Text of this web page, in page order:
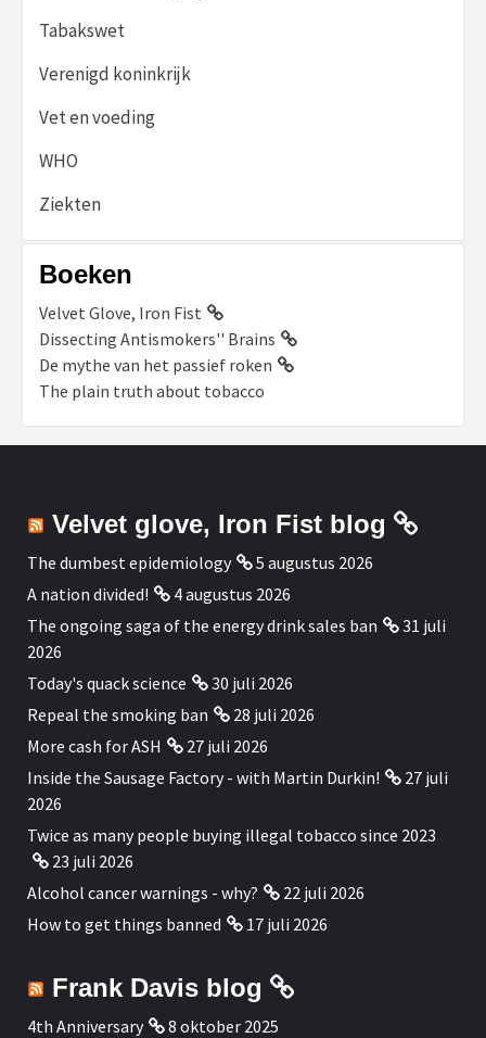
Tabakswet
Verenigd koninkrijk
Vet en voeding
WHO
Ziekten
Boeken
Velvet Glove, Iron Fist
Dissecting Antismokers'' Brains
De mythe van het passief roken
The plain truth about tobacco
Velvet glove, Iron Fist blog
The dumbest epidemiology
5 augustus 2026
A nation divided!
4 augustus 2026
The ongoing saga of the energy drink sales ban
31 juli
2026
Today's quack science
30 juli 2026
Repeal the smoking ban
28 juli 2026
More cash for ASH
27 juli 2026
Inside the Sausage Factory - with Martin Durkin!
27 juli
2026
Twice as many people buying illegal tobacco since 2023
23 juli 2026
Alcohol cancer warnings - why?
22 juli 2026
How to get things banned
17 juli 2026
Frank Davis blog
4th Anniversary
8 oktober 2025